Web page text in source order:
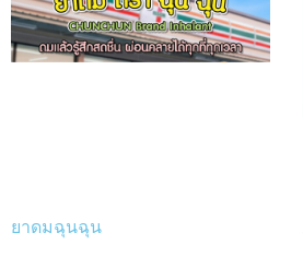
ยาดมฉุนฉุน